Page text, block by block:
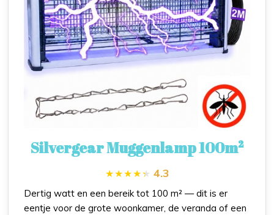
Silvergear Muggenlamp 100m²
4.3
Dertig watt en een bereik tot 100 m² — dit is er
eentje voor de grote woonkamer, de veranda of een